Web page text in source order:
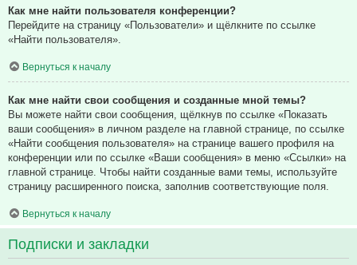
Как мне найти пользователя конференции?
Перейдите на страницу «Пользователи» и щёлкните по ссылке
«Найти пользователя».
Вернуться к началу
Как мне найти свои сообщения и созданные мной темы?
Вы можете найти свои сообщения, щёлкнув по ссылке «Показать
ваши сообщения» в личном разделе на главной странице, по ссылке
«Найти сообщения пользователя» на странице вашего профиля на
конференции или по ссылке «Ваши сообщения» в меню «Ссылки» на
главной странице. Чтобы найти созданные вами темы, используйте
страницу расширенного поиска, заполнив соответствующие поля.
Вернуться к началу
Подписки и закладки